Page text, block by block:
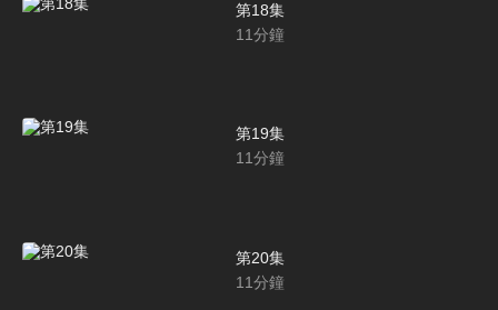
第18集
11分鐘
第19集
11分鐘
第20集
11分鐘